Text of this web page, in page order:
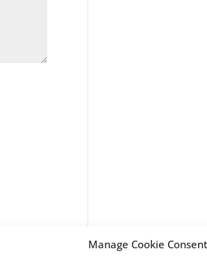
Manage Cookie Consent